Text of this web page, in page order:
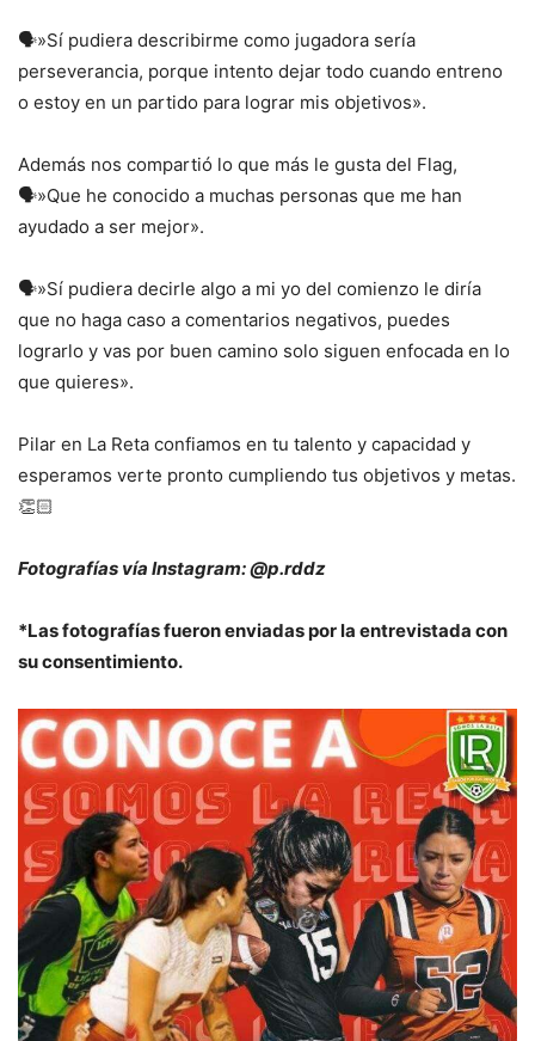
🗣️»Sí pudiera describirme como jugadora sería
perseverancia, porque intento dejar todo cuando entreno
o estoy en un partido para lograr mis objetivos».
Además nos compartió lo que más le gusta del Flag,
🗣️»Que he conocido a muchas personas que me han
ayudado a ser mejor».
🗣️»Sí pudiera decirle algo a mi yo del comienzo le diría
que no haga caso a comentarios negativos, puedes
lograrlo y vas por buen camino solo siguen enfocada en lo
que quieres».
Pilar en La Reta confiamos en tu talento y capacidad y
esperamos verte pronto cumpliendo tus objetivos y metas.
👏🏻
Fotografías vía Instagram: @p.rddz
*Las fotografías fueron enviadas por la entrevistada con
su consentimiento.